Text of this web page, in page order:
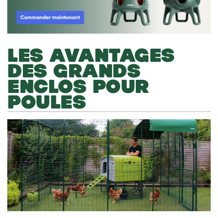
LES AVANTAGES
DES GRANDS
ENCLOS POUR
POULES